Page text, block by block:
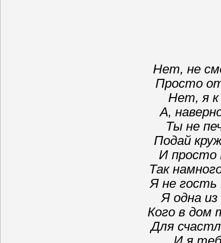
Нет, не
Просто
Нет, я к
А,
Ты не
Подай
И просто
Так
Я не гость
Я одна
Кого в дом
Для